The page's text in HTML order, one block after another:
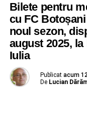
Bilete pentru
cu FC
noul sezon,
august 2025,
Iulia
Publicat acum
De Lucian